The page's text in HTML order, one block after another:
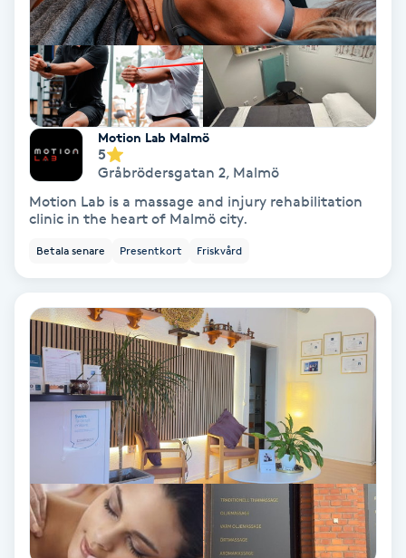
Sockring
Spa
Spa manikyr & pedikyr
Spa-manikyr
Spa-pedikyr
Stylist
Sugaring
Svensk massage
Svettbehandling
Tuina-massage
Motion Lab Malmö
5
Gråbrödersgatan 2, Malmö
Motion Lab is a massage and injury rehabilitation
clinic in the heart of Malmö city.
Betala senare Presentkort Friskvård